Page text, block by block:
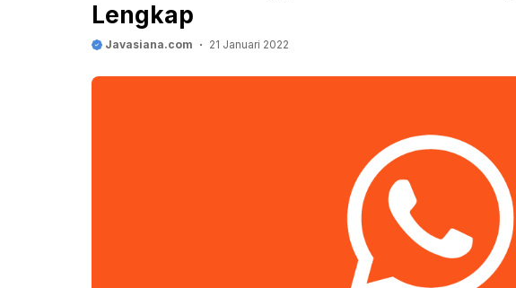
Lengkap
Javasiana.com 21 Januari 2022